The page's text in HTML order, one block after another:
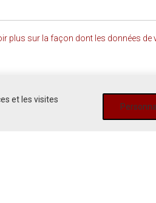
et les visites
plus sur la façon dont les données de